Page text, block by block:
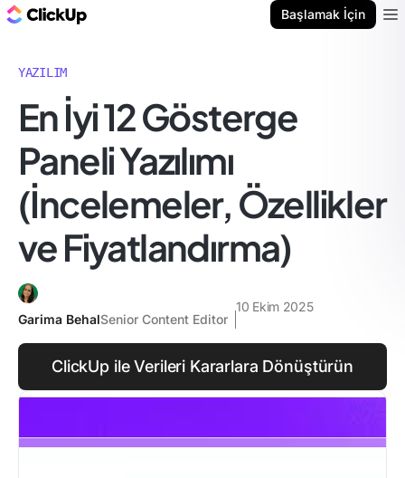
Başlamak İçin
YAZILIM
En İyi 12 Gösterge
Paneli Yazılımı
(İncelemeler, Özellikler
ve Fiyatlandırma)
Garima BehalSenior Content Editor
10 Ekim 2025
ClickUp ile Verileri Kararlara Dönüştürün